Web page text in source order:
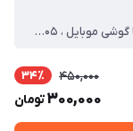
نوع کیف و کاور گوشی ، کاور ، وزن ، ۳۰ گرم ، سازگار با گوشی موبایل ، Samsung Galaxy A۰۵ ، ساختار ، مات ، سطح پوشش ، قاب جلویی ، قاب پشتی ، لبه بالایی ، لبه پایینی ، لبه چپ ، لبه راست ، حفاظت از دکمه‌ها
450,000 34٪
300,000تومان